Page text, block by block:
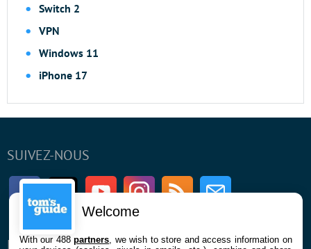
Switch 2
VPN
Windows 11
iPhone 17
SUIVEZ-NOUS
FacebookTwitter Youtube InstagramRSS Newsletter
ENTREPRISE À PROPOS
Welcome
With our 488partners , we wish to store and access information on